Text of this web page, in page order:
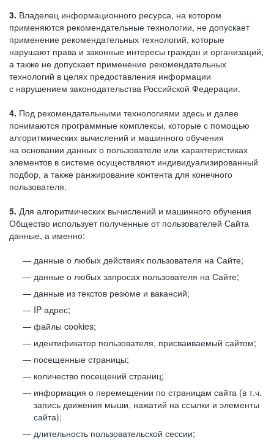
3. Владелец информационного ресурса, на котором
применяются рекомендательные технологии, не допускает
применение рекомендательных технологий, которые
нарушают права и законные интересы граждан и организаций,
а также не допускает применение рекомендательных
технологий в целях предоставления информации
с нарушением законодательства Российской Федерации.
4. Под рекомендательными технологиями здесь и далее
понимаются программные комплексы, которые с помощью
алгоритмических вычислений и машинного обучения
на основании данных о пользователе или характеристиках
элементов в системе осуществляют индивидуализированный
подбор, а также ранжирование контента для конечного
пользователя.
5. Для алгоритмических вычислений и машинного обучения
Общество использует полученные от пользователей Сайта
данные, а именно:
данные о любых действиях пользователя на Сайте;
данные о любых запросах пользователя на Сайте;
данные из текстов резюме и вакансий;
IP адрес;
файлы cookies;
идентификатор пользователя, присваиваемый сайтом;
посещенные страницы;
количество посещений страниц;
информация о перемещении по страницам сайта (в т.ч.
запись движения мыши, нажатий на ссылки и элементы
сайта);
длительность пользовательской сессии;